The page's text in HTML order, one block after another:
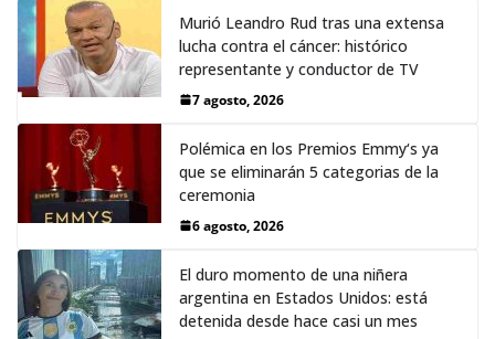
Murió Leandro Rud tras una extensa
lucha contra el cáncer: histórico
representante y conductor de TV
7 agosto, 2026
Polémica en los Premios Emmy‘s ya
que se eliminarán 5 categorias de la
ceremonia
6 agosto, 2026
El duro momento de una niñera
argentina en Estados Unidos: está
detenida desde hace casi un mes